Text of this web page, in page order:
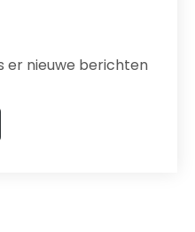
er nieuwe berichten